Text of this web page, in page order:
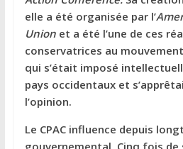
elle a été organisée par l’
Unionet a été l’une de ces
conservatrices au
qui s’était imposé
pays occidentaux et
l’opinion.
Le CPAC influence depuis
gouvernemental. Cinq fois de